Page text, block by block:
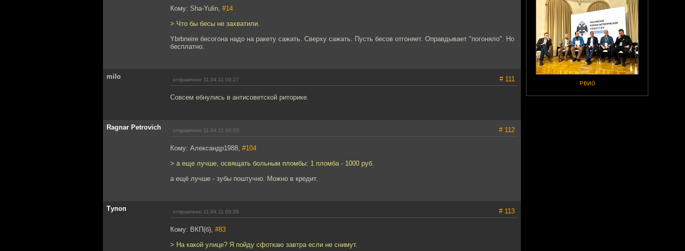
РВИО
Кому: Sha-Yulin, #14
> Что бы бесы не захватили.
Ybrbneire бесогона надо на ракету сажать. Сверху сажать. Пусть бесов отгоняет. Оправдывает "погоняло". Но
бесплатно.
milo отправлено 11.04.11 00:27 # 111
Совсем ебнулись в антисоветской риторике.
Ragnar Petrovich отправлено 11.04.11 00:33 # 112
Кому: Александр1988, #104
> а еще лучше, освящать больным пломбы: 1 пломба - 1000 руб.
а ещё лучше - зубы поштучно. Можно в кредит.
Тупоп отправлено 11.04.11 00:36 # 113
Кому: ВКП(б), #83
> На какой улице? Я пойду сфоткаю завтра если не снимут.